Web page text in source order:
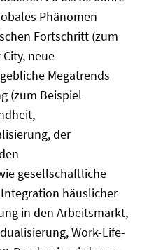
Phänomen
Fortschritt (zum
neue
Megatrends
(zum Beispiel
der
gesellschaftliche
häuslicher
in den Arbeitsmarkt,
Work-Life-